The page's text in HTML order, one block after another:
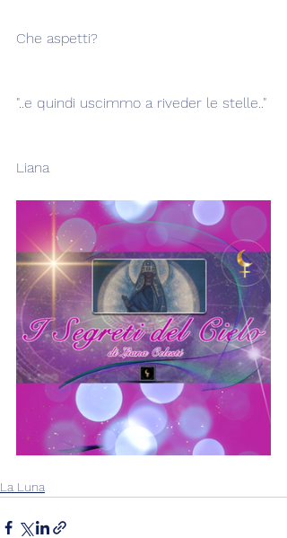
Che aspetti?
"..e quindi uscimmo a riveder le stelle.."
Liana
La Luna